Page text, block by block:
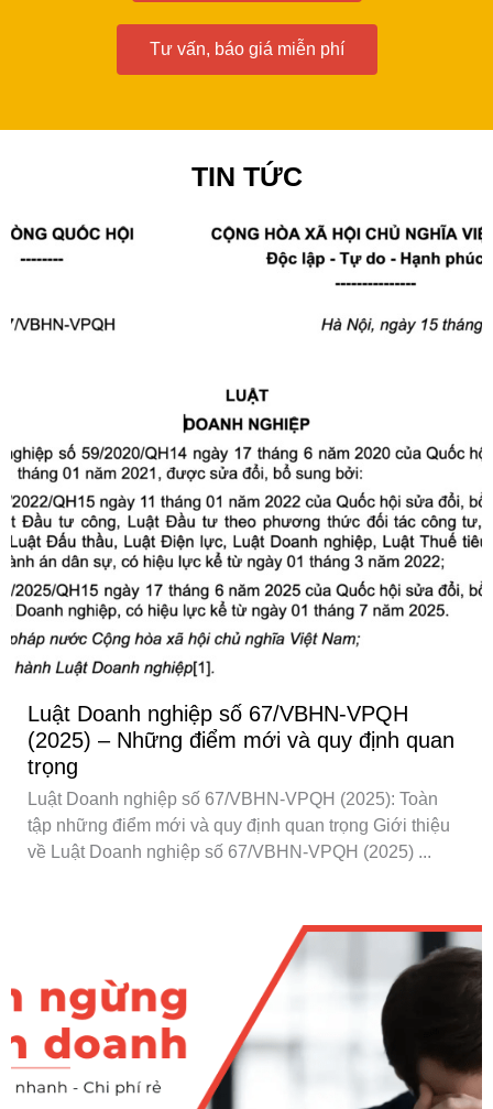
Tư vấn, báo giá miễn phí
TIN TỨC
Luật Doanh nghiệp số 67/VBHN-VPQH
(2025) – Những điểm mới và quy định quan
trọng
Luật Doanh nghiệp số 67/VBHN-VPQH (2025): Toàn
tập những điểm mới và quy định quan trọng Giới thiệu
về Luật Doanh nghiệp số 67/VBHN-VPQH (2025) ...